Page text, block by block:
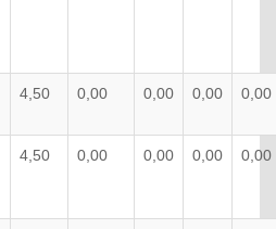
4,50 0,00 0,00 0,00 0,00
4,50 0,00 0,00 0,00 0,00